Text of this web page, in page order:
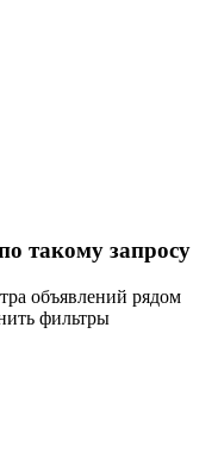
такому запросу
объявлений рядом
фильтры